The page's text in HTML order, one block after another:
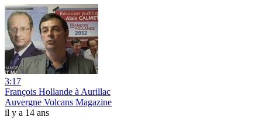
3:17
François Hollande à Aurillac
Auvergne Volcans Magazine
il y a 14 ans